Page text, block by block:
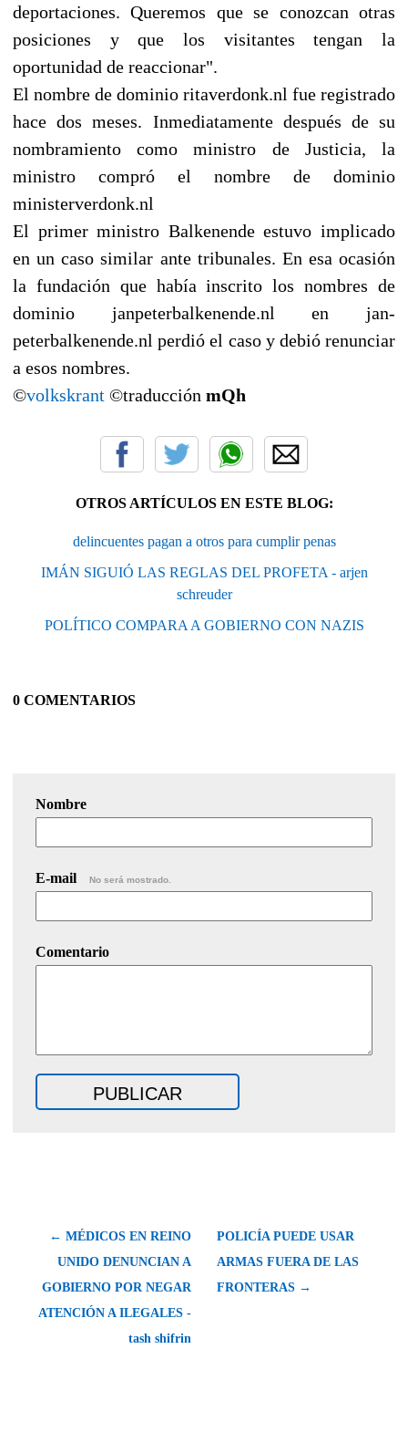
deportaciones. Queremos que se conozcan otras
posiciones y que los visitantes tengan la
oportunidad de reaccionar".
El nombre de dominio ritaverdonk.nl fue registrado
hace dos meses. Inmediatamente después de su
nombramiento como ministro de Justicia, la
ministro compró el nombre de dominio
ministerverdonk.nl
El primer ministro Balkenende estuvo implicado
en un caso similar ante tribunales. En esa ocasión
la fundación que había inscrito los nombres de
dominio janpeterbalkenende.nl en jan-
peterbalkenende.nl perdió el caso y debió renunciar
a esos nombres.
©volkskrant ©traducción mQh
OTROS ARTÍCULOS EN ESTE BLOG:
delincuentes pagan a otros para cumplir penas
IMÁN SIGUIÓ LAS REGLAS DEL PROFETA - arjen
schreuder
POLÍTICO COMPARA A GOBIERNO CON NAZIS
0 COMENTARIOS
Nombre
E-mail No será mostrado.
Comentario
← MÉDICOS EN REINO
UNIDO DENUNCIAN A
GOBIERNO POR NEGAR
ATENCIÓN A ILEGALES -
tash shifrin
POLICÍA PUEDE USAR
ARMAS FUERA DE LAS
FRONTERAS →